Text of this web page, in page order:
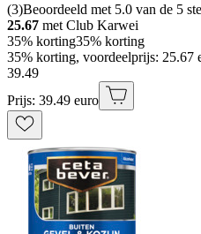
(3)Beoordeeld met 5.0 van de 5
25.67 met Club Karwei
35% korting35% korting
35% korting, voordeelprijs: 25.67
39.49
Prijs: 39.49 euro